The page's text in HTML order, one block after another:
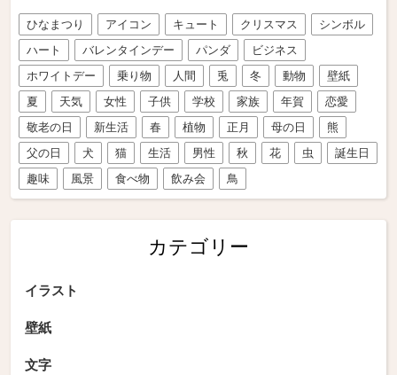
ひなまつり アイコン キュート クリスマス
シンボル
ハート
バレンタインデー パンダ
ビジネス
ホワイトデー
乗り物 人間 兎 冬 動物
壁紙
夏
天気 女性 子供 学校 家族 年賀
恋愛
敬老の日
新生活 春 植物 正月 母の日
熊
父の日
犬 猫 生活 男性 秋 花 虫
誕生日
趣味
風景 食べ物 飲み会 鳥
カテゴリー
イラスト
壁紙
文字